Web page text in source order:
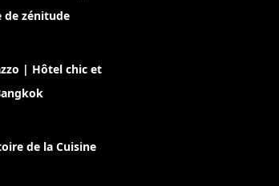
de zénitude
| Hôtel chic et
de la Cuisine